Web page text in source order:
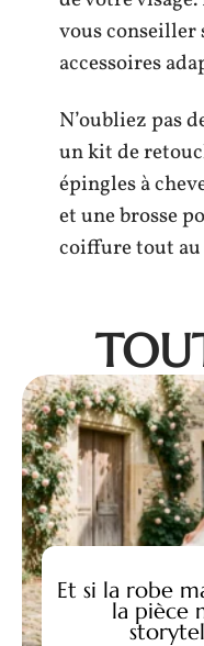
vous conseiller
accessoires
N’oubliez pas
un kit de
épingles à
et une brosse
coiffure tout au
Et si la robe
la pièce